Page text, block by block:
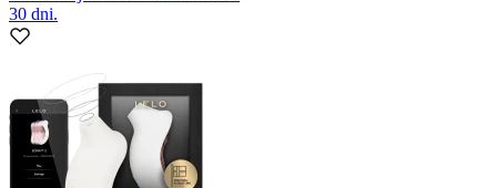
30 dni.